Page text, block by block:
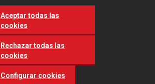
Aceptar todas las
cookies
Rechazar todas las
cookies
Configurar cookies